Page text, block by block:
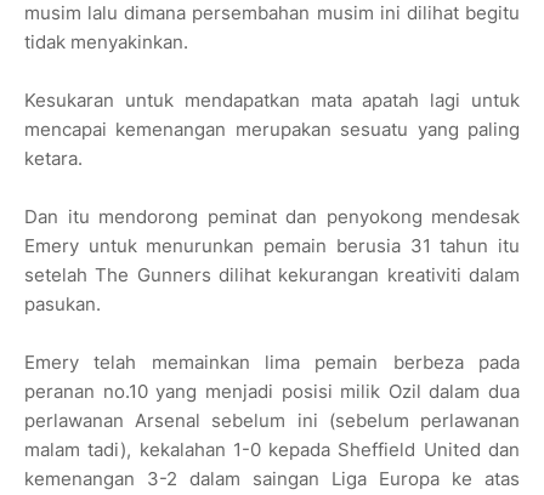
musim lalu dimana persembahan musim ini dilihat begitu
tidak menyakinkan.
Kesukaran untuk mendapatkan mata apatah lagi untuk
mencapai kemenangan merupakan sesuatu yang paling
ketara.
Dan itu mendorong peminat dan penyokong mendesak
Emery untuk menurunkan pemain berusia 31 tahun itu
setelah The Gunners dilihat kekurangan kreativiti dalam
pasukan.
Emery telah memainkan lima pemain berbeza pada
peranan no.10 yang menjadi posisi milik Ozil dalam dua
perlawanan Arsenal sebelum ini (sebelum perlawanan
malam tadi), kekalahan 1-0 kepada Sheffield United dan
kemenangan 3-2 dalam saingan Liga Europa ke atas